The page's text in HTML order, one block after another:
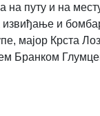
путу и на
и
мајор Крста
Бранком